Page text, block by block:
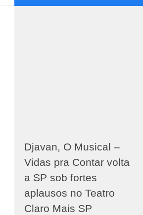
Djavan, O Musical –
Vidas pra Contar volta
a SP sob fortes
aplausos no Teatro
Claro Mais SP